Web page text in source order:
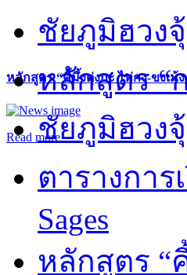
หลักสูตร “คี้มึ้งตุ่งกะ ไท่กง-ขงเม้
Read more
ชัยภูมิฮวง
หลักสูตร “
ชัยภูมิฮวง
ตารางกา
Sages
หลักสูตร “